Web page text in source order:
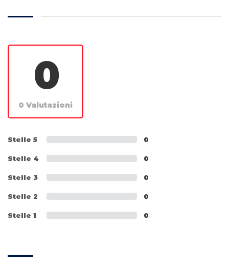
0
0 Valutazioni
Stelle 5 0
Stelle 4 0
Stelle 3 0
Stelle 2 0
Stelle 1 0